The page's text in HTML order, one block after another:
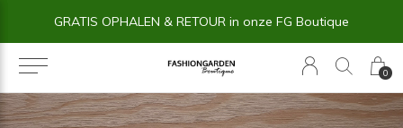
0
GRATIS OPHALEN & RETOUR in onze FG Boutique